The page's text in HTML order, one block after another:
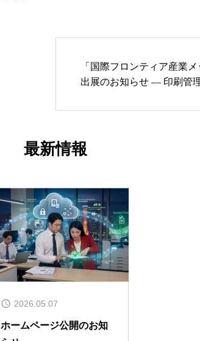
「国際フロンティア産業メ
出展のお知らせ — 印刷管
基盤をご紹介
最新情報
2026.05.07
ホームページ公開のお知